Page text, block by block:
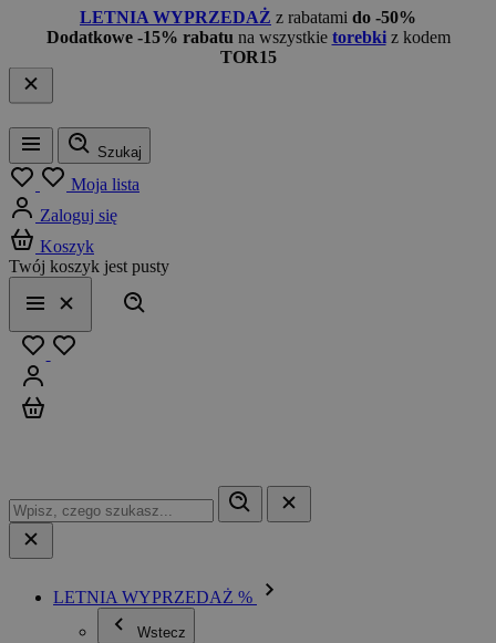
LETNIA WYPRZEDAŻ z rabatami do -50%
Dodatkowe -15% rabatu na wszystkie torebkiz kodem
TOR15
Menu
Szukaj
Moja lista
Zaloguj się
Koszyk
Twój koszyk jest pusty
Menu
Zamknij
LETNIA WYPRZEDAŻ %
Wstecz